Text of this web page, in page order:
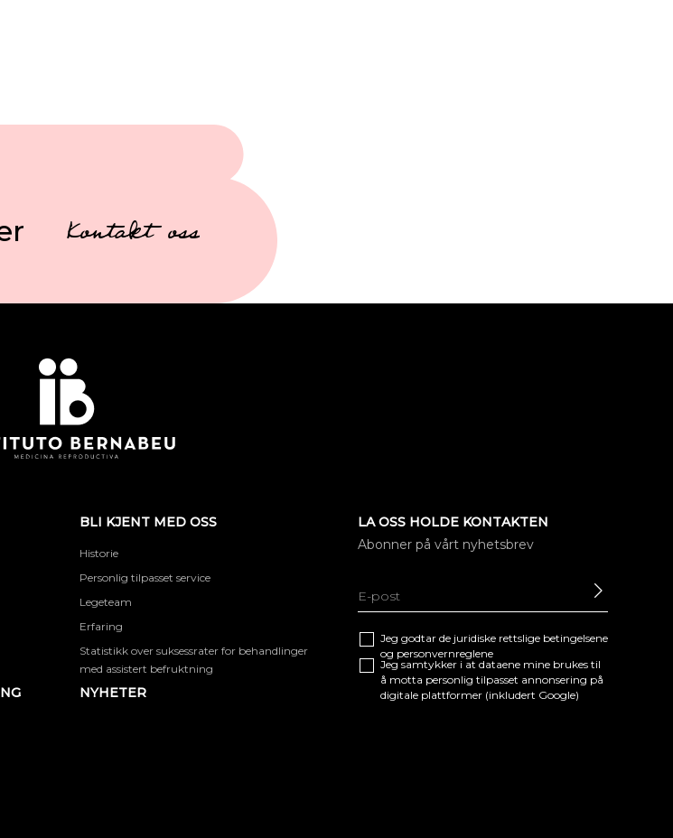
Kontakt oss
BLI KJENT MED OSS
Historie
Personlig tilpasset service
Legeteam
Erfaring
Statistikk over suksessrater for behandlinger
med assistert befruktning
NYHETER
LA OSS HOLDE KONTAKTEN
Abonner på vårt nyhetsbrev
Jeg godtar de juridiske rettslige betingelsene
og personvernreglene
Jeg samtykker i at dataene mine brukes til
å motta personlig tilpasset annonsering på
digitale plattformer (inkludert Google)